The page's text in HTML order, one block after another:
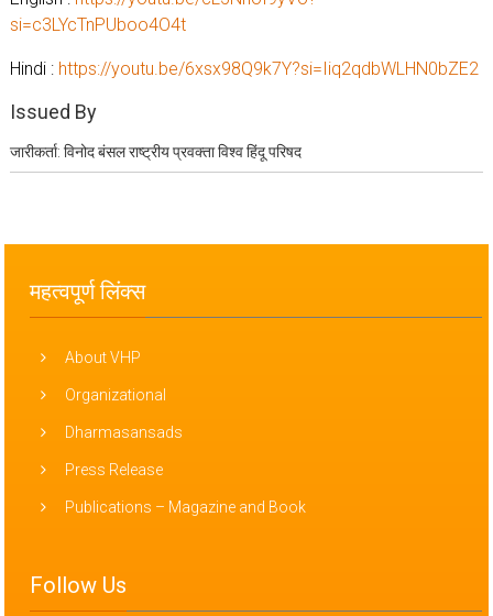
si=c3LYcTnPUboo4O4t
Hindi : https://youtu.be/6xsx98Q9k7Y?si=Iiq2qdbWLHN0bZE2
Issued By
जारीकर्ता: विनोद बंसल राष्ट्रीय प्रवक्ता विश्व हिंदू परिषद
महत्वपूर्ण लिंक्स
About VHP
Organizational
Dharmasansads
Press Release
Publications – Magazine and Book
Follow Us